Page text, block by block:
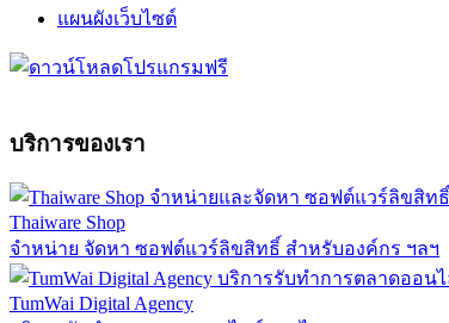
แผนผังเว็บไซต์
บริการของเรา
Thaiware Shop
จำหน่าย จัดหา ซอฟต์แวร์ลิขสิทธิ์ สำหรับองค์กร ฯลฯ
TumWai Digital Agency